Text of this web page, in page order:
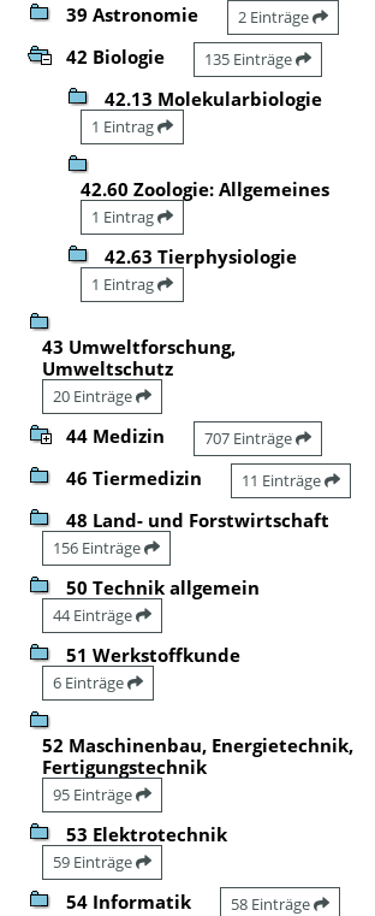
39 Astronomie 2 Einträge
42 Biologie 135 Einträge
42.13 Molekularbiologie
1 Eintrag
42.60 Zoologie: Allgemeines
1 Eintrag
42.63 Tierphysiologie
1 Eintrag
43 Umweltforschung,
Umweltschutz
20 Einträge
44 Medizin 707 Einträge
46 Tiermedizin 11 Einträge
48 Land- und Forstwirtschaft
156 Einträge
50 Technik allgemein
44 Einträge
51 Werkstoffkunde
6 Einträge
52 Maschinenbau, Energietechnik,
Fertigungstechnik
95 Einträge
53 Elektrotechnik
59 Einträge
54 Informatik 58 Einträge